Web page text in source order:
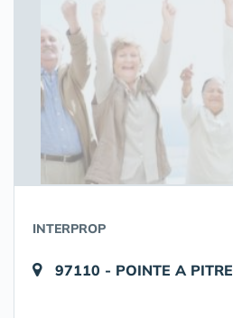
INTERPROP
97110 - POINTE A PITRE